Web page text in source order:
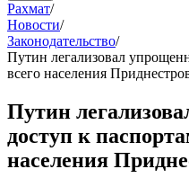
Рахмат/
Новости/
Законодательство/
Путин легализовал
всего населения
Путин
доступ к
населения